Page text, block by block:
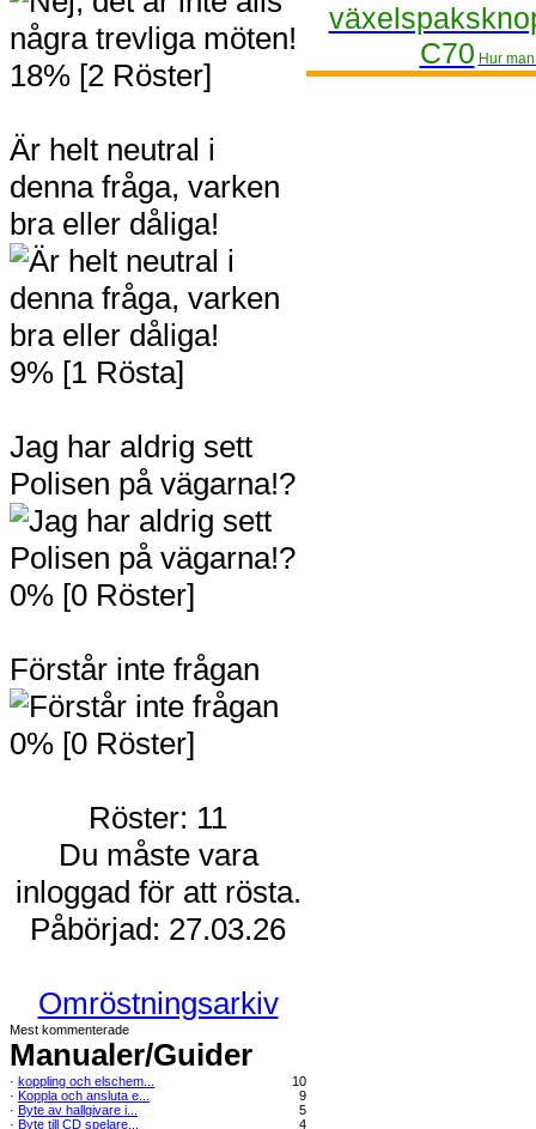
18% [2 Röster]
Är helt neutral i
denna fråga, varken
bra eller dåliga!
9% [1 Rösta]
Jag har aldrig sett
Polisen på vägarna!?
0% [0 Röster]
Förstår inte frågan
0% [0 Röster]
Röster: 11
Du måste vara
inloggad för att rösta.
Påbörjad: 27.03.26
Omröstningsarkiv
Mest kommenterade
Manualer/Guider
· koppling och elschem...
10
· Koppla och ansluta e...
9
· Byte av hallgivare i...
5
· Byte till CD spelare... 4
C70 Hur